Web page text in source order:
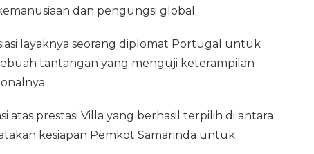
dan pengungsi global.
layaknya seorang diplomat Portugal untuk
tantangan yang menguji keterampilan
atas prestasi Villa yang berhasil terpilih di antara
kesiapan Pemkot Samarinda untuk